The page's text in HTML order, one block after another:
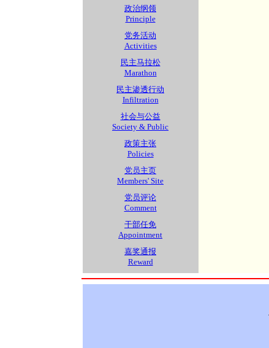
政治纲领
Principle
党务活动
Activities
民主马拉松
Marathon
民主渗透行动
Infiltration
社会与公益
Society & Public
政策主张
Policies
党员主页
Members' Site
党员评论
Comment
干部任免
Appointment
嘉奖通报
Reward